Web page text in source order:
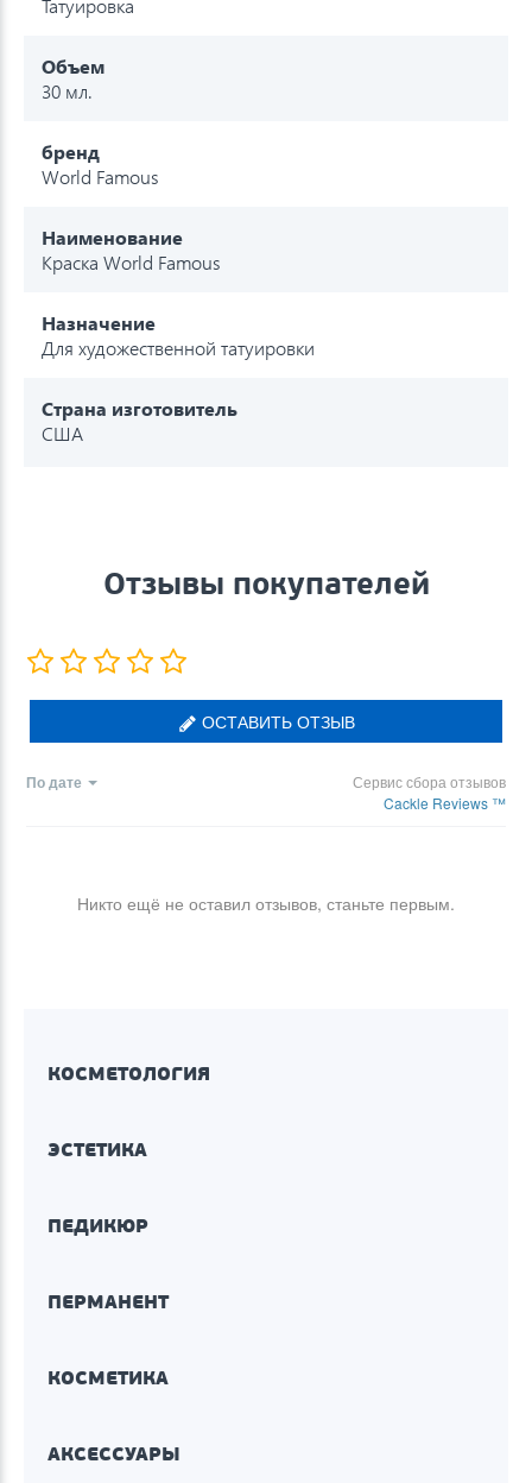
Объем
30 мл.
бренд
World Famous
Наименование
Краска World Famous
Назначение
Для художественной татуировки
Страна изготовитель
США
Отзывы покупателей
ОСТАВИТЬ ОТЗЫВ
По дате
Сервис сбора отзывов
Cackle Reviews ™
Никто ещё не оставил отзывов, станьте первым.
КОСМЕТОЛОГИЯ
ЭСТЕТИКА
ПЕДИКЮР
ПЕРМАНЕНТ
КОСМЕТИКА
АКСЕССУАРЫ